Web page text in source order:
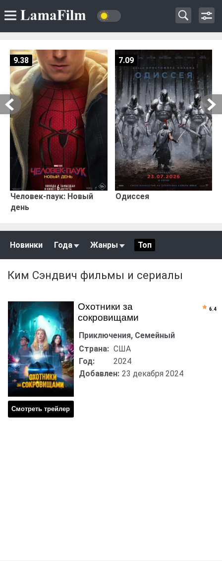
Человек-паук: Новый
день
9.38
Одиссея
7.09
Новинки Года Жанры Топ
Ким Сэндвич фильмы и сериалы
Охотники за
сокровищами
Смотреть трейлер
Приключения, Семейный
Страна: США
Год:
2024
Добавлен: 23 декабря 2024
6.4